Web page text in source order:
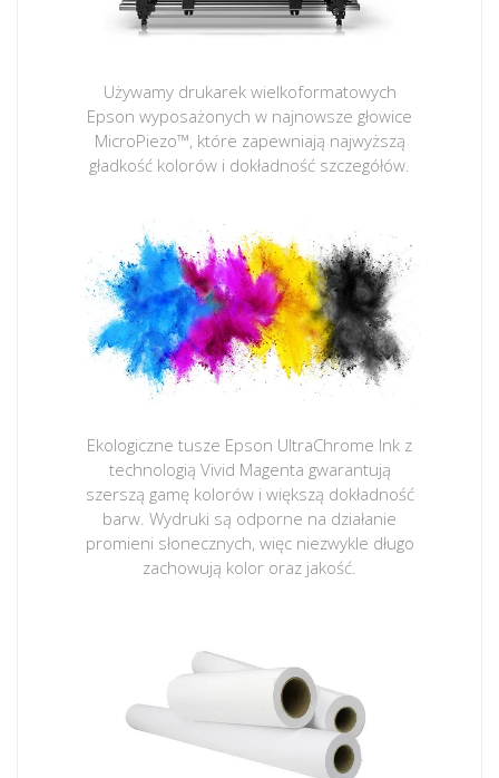
Używamy drukarek wielkoformatowych
Epson wyposażonych w najnowsze głowice
MicroPiezo™, które zapewniają najwyższą
gładkość kolorów i dokładność szczegółów.
Ekologiczne tusze Epson UltraChrome Ink z
technologią Vivid Magenta gwarantują
szerszą gamę kolorów i większą dokładność
barw. Wydruki są odporne na działanie
promieni słonecznych, więc niezwykle długo
zachowują kolor oraz jakość.